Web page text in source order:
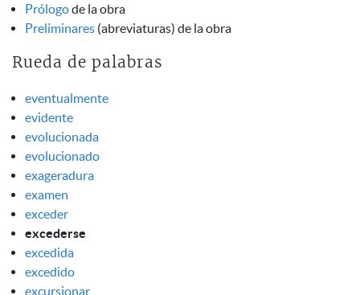
Prólogode la obra
Preliminares (abreviaturas) de la obra
Rueda de palabras
eventualmente
evidente
evolucionada
evolucionado
exageradura
examen
exceder
excederse
excedida
excedido
excursionar